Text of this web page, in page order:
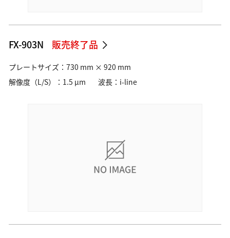
FX-903N 販売終了品
プレートサイズ：730 mm × 920 mm
解像度（L/S）：1.5 µm
波長：i-line